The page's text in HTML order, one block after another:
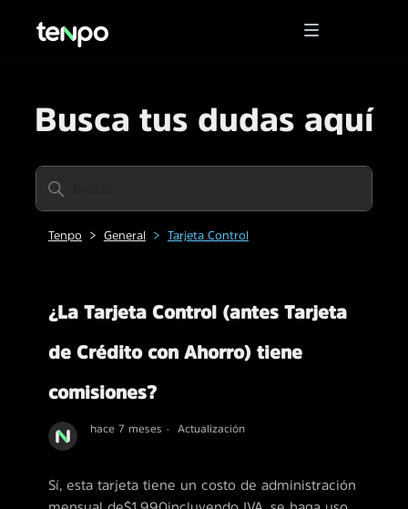
Busca tus dudas aquí
Tenpo General Tarjeta Control
¿La Tarjeta Control (antes Tarjeta
de Crédito con Ahorro) tiene
comisiones?
hace 7 meses Actualización
Sí, esta tarjeta tiene un costo de administración